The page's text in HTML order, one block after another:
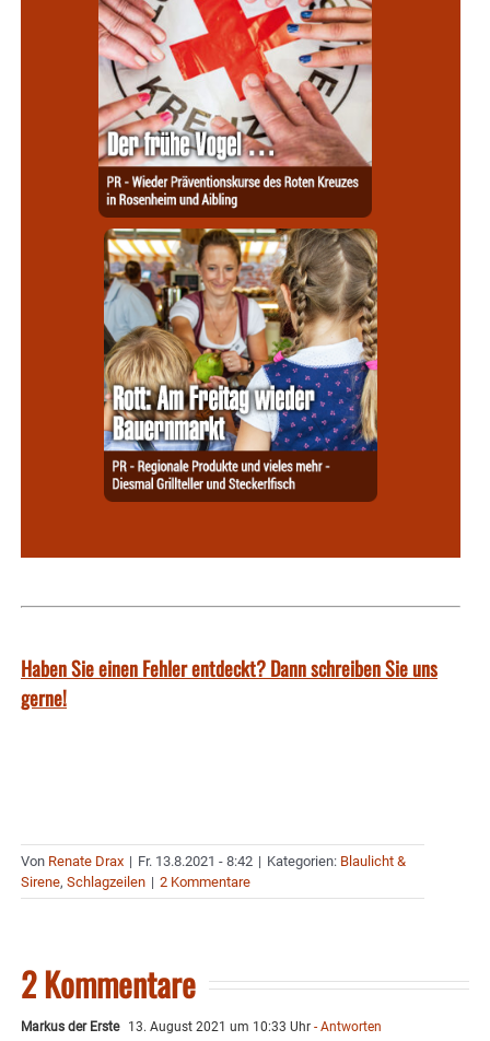
Haben Sie einen Fehler entdeckt? Dann schreiben Sie uns
gerne!
Von Renate Drax | Fr. 13.8.2021 - 8:42 | Kategorien: Blaulicht &
Sirene, Schlagzeilen | 2 Kommentare
2 Kommentare
Markus der Erste 13. August 2021 um 10:33 Uhr - Antworten